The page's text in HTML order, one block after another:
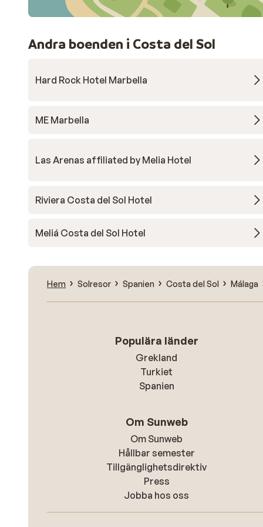
Andra boenden i Costa del Sol
Hard Rock Hotel Marbella
ME Marbella
Las Arenas affiliated by Melia Hotel
Riviera Costa del Sol Hotel
Meliá Costa del Sol Hotel
Hem Solresor Spanien Costa del Sol Málaga
Populära länder
Grekland
Turkiet
Spanien
Om Sunweb
Om Sunweb
Hållbar semester
Tillgänglighetsdirektiv
Press
Jobba hos oss